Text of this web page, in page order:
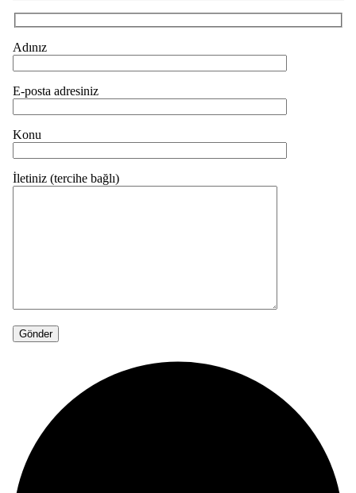
Adınız
E-posta adresiniz
Konu
İletiniz (tercihe bağlı)